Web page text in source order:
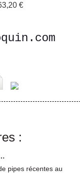
,20 €
:
pipes récentes au